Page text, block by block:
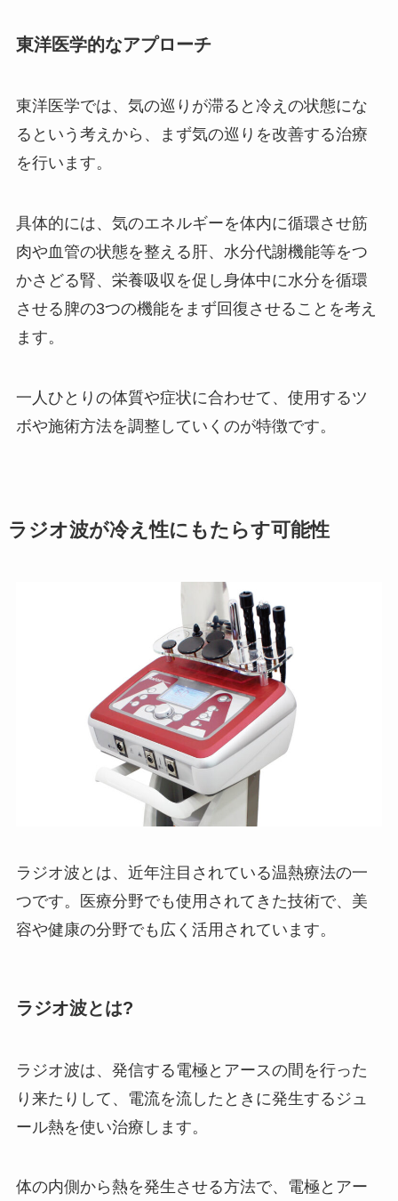
東洋医学的なアプローチ
東洋医学では、気の巡りが滞ると冷えの状態にな
るという考えから、まず気の巡りを改善する治療
を行います。
具体的には、気のエネルギーを体内に循環させ筋
肉や血管の状態を整える肝、水分代謝機能等をつ
かさどる腎、栄養吸収を促し身体中に水分を循環
させる脾の3つの機能をまず回復させることを考え
ます。
一人ひとりの体質や症状に合わせて、使用するツ
ボや施術方法を調整していくのが特徴です。
ラジオ波が冷え性にもたらす可能性
ラジオ波とは、近年注目されている温熱療法の一
つです。医療分野でも使用されてきた技術で、美
容や健康の分野でも広く活用されています。
ラジオ波とは?
ラジオ波は、発信する電極とアースの間を行った
り来たりして、電流を流したときに発生するジュ
ール熱を使い治療します。
体の内側から熱を発生させる方法で、電極とアー